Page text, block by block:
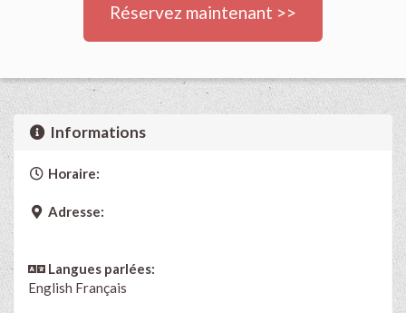
Réservez maintenant >>
Informations
Horaire:
Adresse:
Langues parlées:
English Français